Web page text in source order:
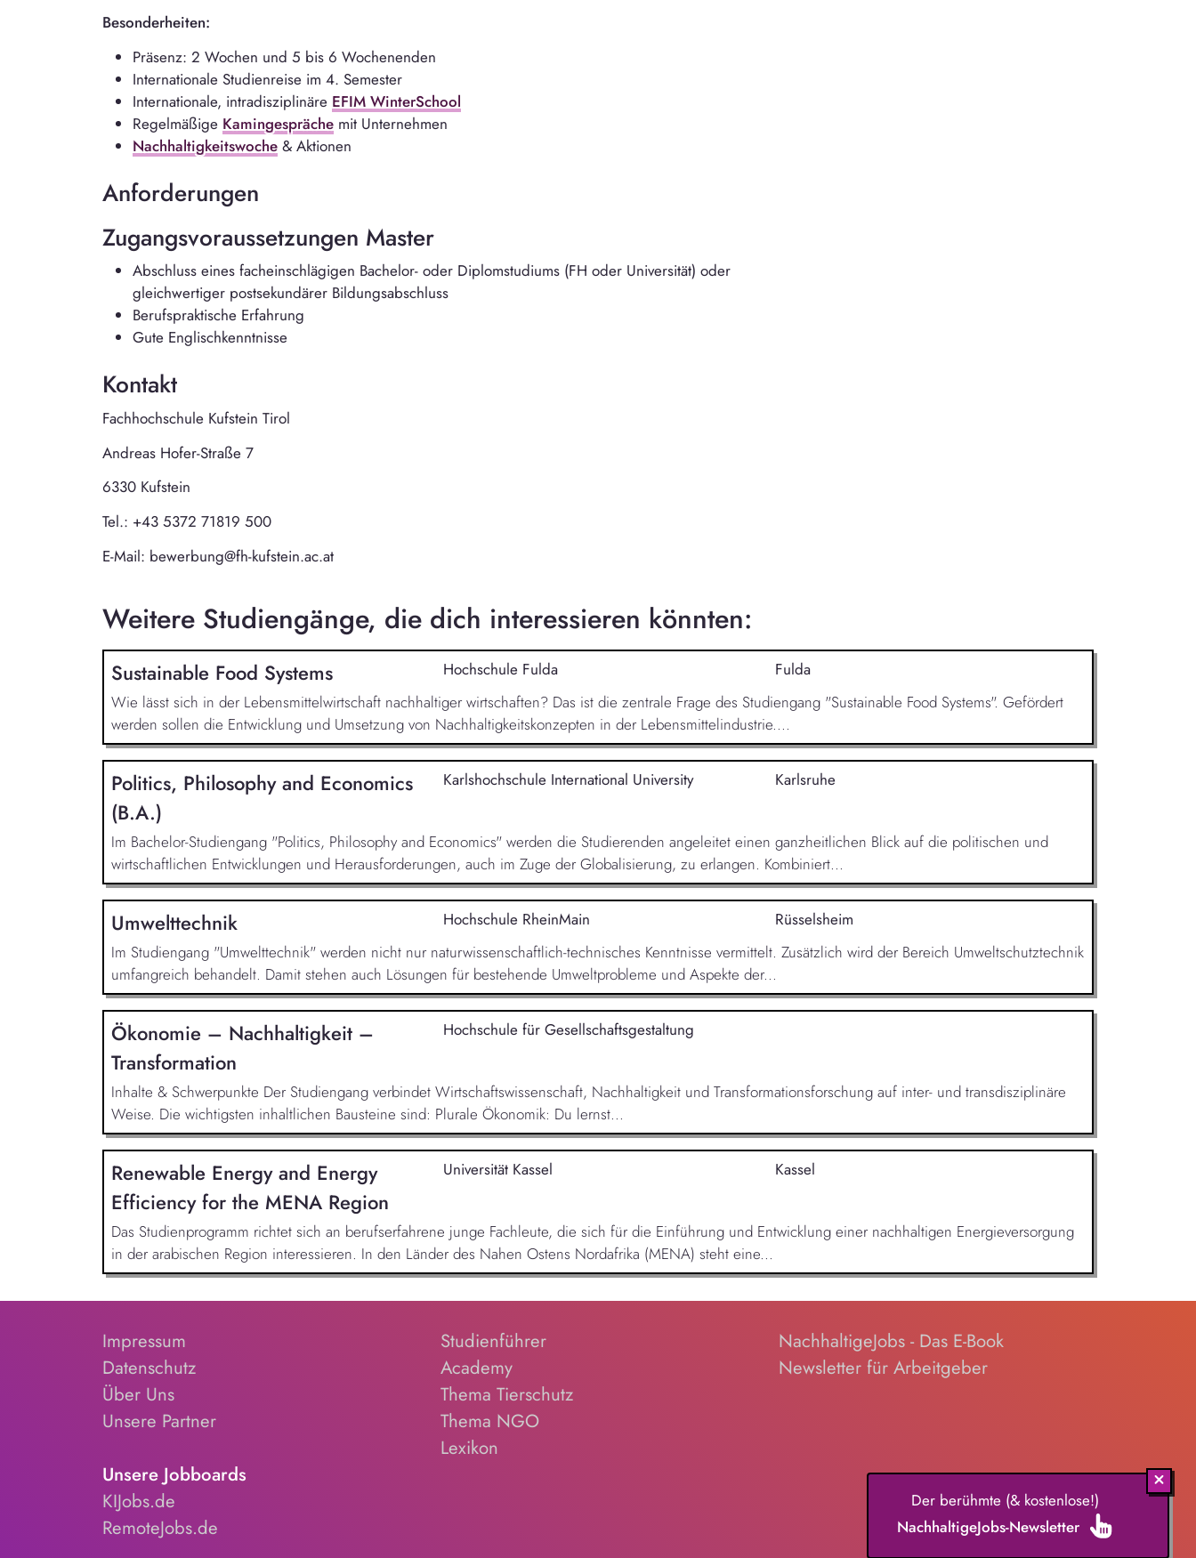
Besonderheiten:
Präsenz: 2 Wochen und 5 bis 6 Wochenenden
Internationale Studienreise im 4. Semester
Internationale, intradisziplinäre EFIM WinterSchool
Regelmäßige Kamingesprächemit Unternehmen
Nachhaltigkeitswoche& Aktionen
Anforderungen
Zugangsvoraussetzungen Master
Abschluss eines facheinschlägigen Bachelor- oder Diplomstudiums (FH oder Universität) oder
gleichwertiger postsekundärer Bildungsabschluss
Berufspraktische Erfahrung
Gute Englischkenntnisse
Kontakt
Fachhochschule Kufstein Tirol
Andreas Hofer-Straße 7
6330 Kufstein
Tel.: +43 5372 71819 500
E-Mail: bewerbung@fh-kufstein.ac.at
Weitere Studiengänge, die dich interessieren könnten:
Sustainable Food Systems Hochschule Fulda
Fulda
Wie lässt sich in der Lebensmittelwirtschaft nachhaltiger wirtschaften? Das ist die zentrale Frage des Studiengang "Sustainable Food Systems". Gefördert
werden sollen die Entwicklung und Umsetzung von Nachhaltigkeitskonzepten in der Lebensmittelindustrie....
Politics, Philosophy and Economics
(B.A.)
Karlshochschule International University Karlsruhe
Im Bachelor-Studiengang "Politics, Philosophy and Economics" werden die Studierenden angeleitet einen ganzheitlichen Blick auf die politischen und
wirtschaftlichen Entwicklungen und Herausforderungen, auch im Zuge der Globalisierung, zu erlangen. Kombiniert...
Umwelttechnik Hochschule RheinMain
Rüsselsheim
Im Studiengang "Umwelttechnik" werden nicht nur naturwissenschaftlich-technisches Kenntnisse vermittelt. Zusätzlich wird der Bereich Umweltschutztech­nik
umfangreich behandelt. Damit stehen auch Lösungen für bestehende Umweltprobleme und Aspekte der...
Ökonomie – Nachhaltigkeit –
Transformation
Hochschule für Gesellschaftsgestaltung
Inhalte & Schwerpunkte Der Studiengang verbindet Wirtschaftswissenschaft, Nachhaltigkeit und Transformationsforschung auf inter- und transdisziplinäre
Weise. Die wichtigsten inhaltlichen Bausteine sind: Plurale Ökonomik: Du lernst...
Renewable Energy and Energy
Efficiency for the MENA Region
Universität Kassel Kassel
Das Studienprogramm richtet sich an berufserfahrene junge Fachleute, die sich für die Einführung und Entwicklung einer nachhaltigen Energieversorgung
in der arabischen Region interessieren. In den Länder des Nahen Ostens Nordafrika (MENA) steht eine...
Impressum
Datenschutz
Über Uns
Unsere Partner
Studienführer
Academy
Thema Tierschutz
Thema NGO
Lexikon
NachhaltigeJobs - Das E-Book
Newsletter für Arbeitgeber
Unsere Jobboards
KIJobs.de
RemoteJobs.de
Der berühmte (& kostenlose!)
NachhaltigeJobs-Newsletter